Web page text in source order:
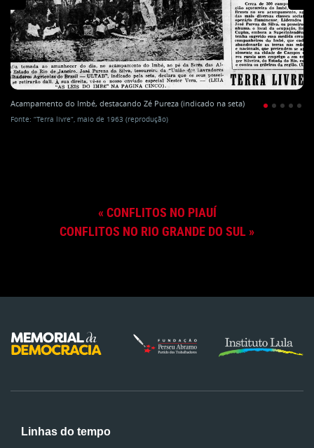
Acampamento do Imbé, destacando Zé Pureza (indicado na seta)
Fonte: “Terra livre“, maio de 1963 (reprodução)
CONFLITOS NO PIAUÍ
CONFLITOS NO RIO GRANDE DO SUL
Linhas do tempo